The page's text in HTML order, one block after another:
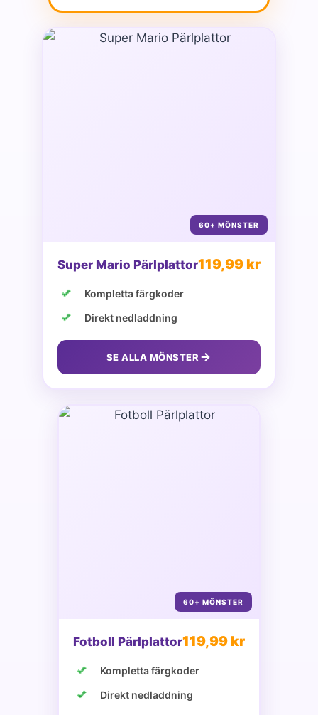
60+ MÖNSTER
Super Mario Pärlplattor119,99 kr
Kompletta färgkoder
Direkt nedladdning
SE ALLA MÖNSTER
60+ MÖNSTER
Fotboll Pärlplattor119,99 kr
Kompletta färgkoder
Direkt nedladdning